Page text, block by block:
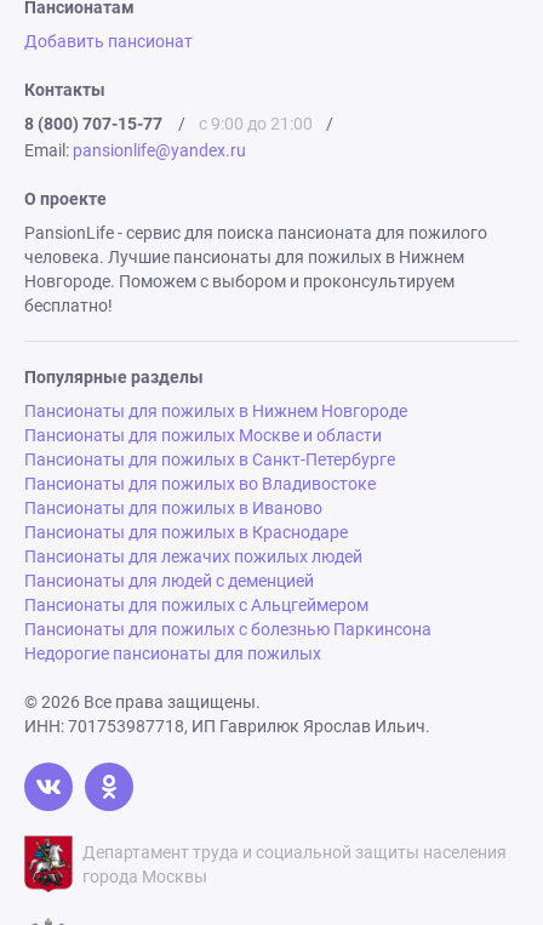
Пансионатам
Добавить пансионат
Контакты
8 (800) 707-15-77
/ с 9:00 до 21:00
/
Email: pansionlife@yandex.ru
О проекте
PansionLife - сервис для поиска пансионата для пожилого
человека. Лучшие пансионаты для пожилых в Нижнем
Новгороде. Поможем с выбором и проконсультируем
бесплатно!
Популярные разделы
Пансионаты для пожилых в Нижнем Новгороде
Пансионаты для пожилых Москве и области
Пансионаты для пожилых в Санкт-Петербурге
Пансионаты для пожилых во Владивостоке
Пансионаты для пожилых в Иваново
Пансионаты для пожилых в Краснодаре
Пансионаты для лежачих пожилых людей
Пансионаты для людей с деменцией
Пансионаты для пожилых с Альцгеймером
Пансионаты для пожилых с болезнью Паркинсона
Недорогие пансионаты для пожилых
© 2026 Все права защищены.
ИНН: 701753987718, ИП Гаврилюк Ярослав Ильич.
Департамент труда и социальной защиты населения
города Москвы